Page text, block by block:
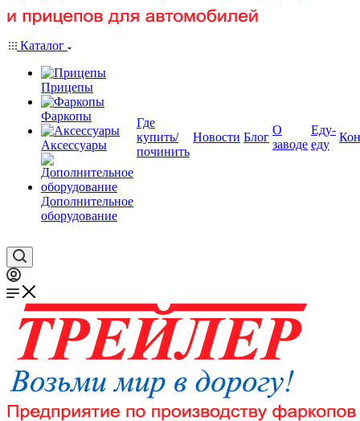
Каталог
Прицепы
Фаркопы
Аксессуары
Дополнительное
оборудование
Где
купить/
починить
Новости Блог
О
заводе
Еду-
еду